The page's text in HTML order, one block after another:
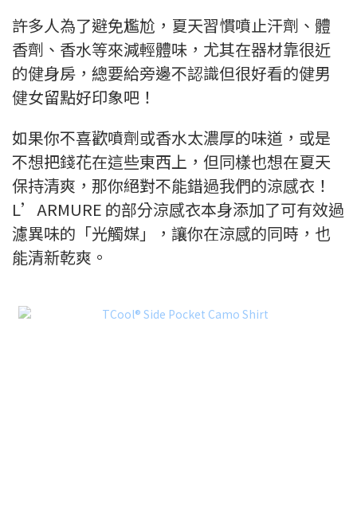
許多人為了避免尷尬，夏天習慣噴止汗劑、體
香劑、香水等來減輕體味，尤其在器材靠很近
的健身房，總要給旁邊不認識但很好看的健男
健女留點好印象吧！
如果你不喜歡噴劑或香水太濃厚的味道，或是
不想把錢花在這些東西上，但同樣也想在夏天
保持清爽，那你絕對不能錯過我們的涼感衣！
L’ARMURE 的部分涼感衣本身添加了可有效過
濾異味的「光觸媒」，讓你在涼感的同時，也
能清新乾爽。